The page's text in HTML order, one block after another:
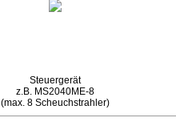
Steuergerät
z.B. MS2040ME-8
(max. 8 Scheuchstrahler)